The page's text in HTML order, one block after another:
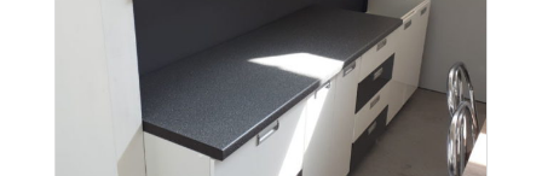
kredens Lungo
Więcej